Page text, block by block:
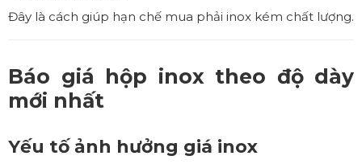
Đây là cách giúp hạn chế mua phải inox kém chất lượng.
Báo giá hộp inox theo độ dày
mới nhất
Yếu tố ảnh hưởng giá inox